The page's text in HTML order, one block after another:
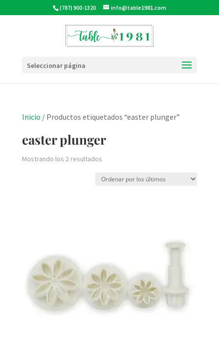
(787) 900-1320 info@table1981.com
Seleccionar página
Inicio / Productos etiquetados “easter plunger”
easter plunger
Mostrando los 2 resultadosOrdenado